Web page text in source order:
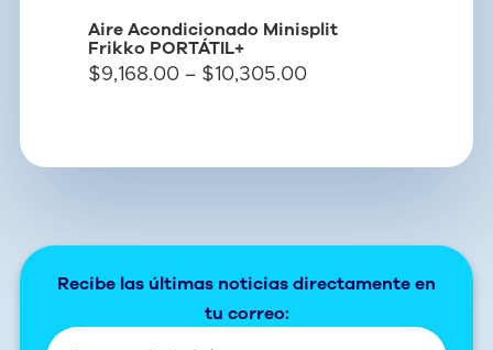
Aire Acondicionado Minisplit
Frikko PORTÁTIL+
$9,168.00 – $10,305.00
Recibe las últimas noticias directamente en
tu correo: